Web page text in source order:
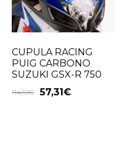
CUPULA RACING
PUIG CARBONO
SUZUKI GSX-R 750
114,61€ 57,31 €